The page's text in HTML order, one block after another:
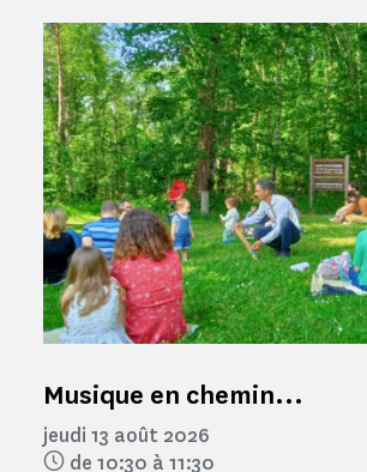
Musique en chemin...
jeudi 13 août 2026
de 10:30 à 11:30